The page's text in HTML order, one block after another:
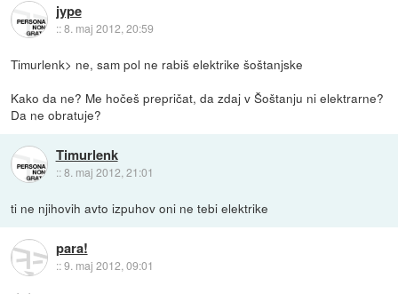
jype
::8. maj 2012, 20:59
Timurlenk> ne, sam pol ne rabiš elektrike šoštanjske
Kako da ne? Me hočeš prepričat, da zdaj v Šoštanju ni elektrarne?
Da ne obratuje?
Timurlenk
::8. maj 2012, 21:01
ti ne njihovih avto izpuhov oni ne tebi elektrike
para!
::9. maj 2012, 09:01